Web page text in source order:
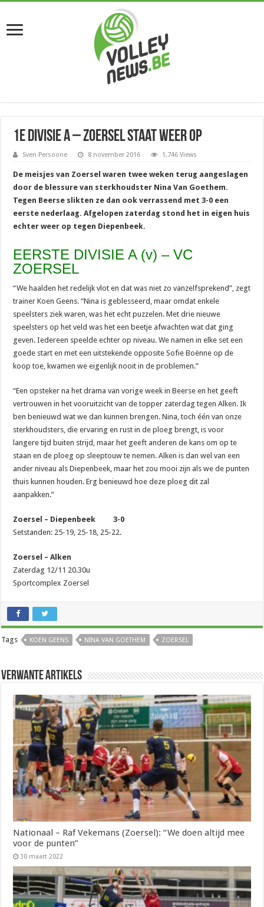
1e divisie A – Zoersel staat weer op
Sven Persoone 8 november 2016 1,746 Views
De meisjes van Zoersel waren twee weken terug aangeslagen
door de blessure van sterkhoudster Nina Van Goethem.
Tegen Beerse slikten ze dan ook verrassend met 3-0 een
eerste nederlaag. Afgelopen zaterdag stond het in eigen huis
echter weer op tegen Diepenbeek.
EERSTE DIVISIE A (v) – VC
ZOERSEL
“We haalden het redelijk vlot en dat was niet zo vanzelfsprekend”, zegt
trainer Koen Geens. “Nina is geblesseerd, maar omdat enkele
speelsters ziek waren, was het echt puzzelen. Met drie nieuwe
speelsters op het veld was het een beetje afwachten wat dat ging
geven. Iedereen speelde echter op niveau. We namen in elke set een
goede start en met een uitstekende opposite Sofie Boënne op de
koop toe, kwamen we eigenlijk nooit in de problemen.”
“Een opsteker na het drama van vorige week in Beerse en het geeft
vertrouwen in het vooruitzicht van de topper zaterdag tegen Alken. Ik
ben benieuwd wat we dan kunnen brengen. Nina, toch één van onze
sterkhoudsters, die ervaring en rust in de ploeg brengt, is voor
langere tijd buiten strijd, maar het geeft anderen de kans om op te
staan en de ploeg op sleeptouw te nemen. Alken is dan wel van een
ander niveau als Diepenbeek, maar het zou mooi zijn als we de punten
thuis kunnen houden. Erg benieuwd hoe deze ploeg dit zal
aanpakken.”
Zoersel – Diepenbeek 3-0
Setstanden: 25-19, 25-18, 25-22.
Zoersel – Alken
Zaterdag 12/11 20.30u
Sportcomplex Zoersel
Tags KOEN GEENS NINA VAN GOETHEM ZOERSEL
Verwante artikels
Nationaal – Raf Vekemans (Zoersel): “We doen altijd mee
voor de punten”
30 maart 2022